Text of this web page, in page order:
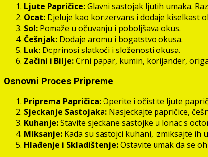
Ljute Papričice:Glavni sastojak ljutih umaka.
Ocat: Djeluje kao konzervans i dodaje kiselkast
Sol: Pomaže u očuvanju i poboljšava okus.
Češnjak: Dodaje aromu i bogatstvo okusa.
Luk: Doprinosi slatkoći i složenosti okusa.
Začini i Bilje:Crni papar, kumin, korijander,
Osnovni Proces Pripreme
Priprema Papričica:Operite i očistite ljute
Sjeckanje Sastojaka: Nasjeckajte papričice,
Kuhanje:Stavite sjeckane sastojke u lonac s
Miksanje: Kada su sastojci kuhani, izmiksajte ih
Hlađenje i Skladištenje:Ostavite umak da se